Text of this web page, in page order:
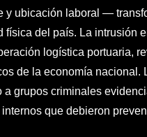
y ubicación laboral —
física del país. La intrusión
logística portuaria,
de la economía nacional.
a grupos criminales
que debieron